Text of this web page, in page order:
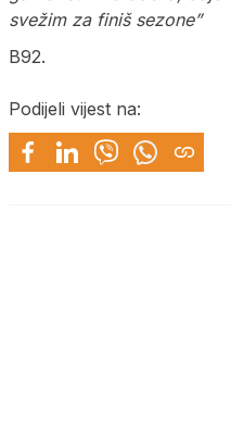
svežim za finiš sezone”
B92.
Podijeli vijest na: